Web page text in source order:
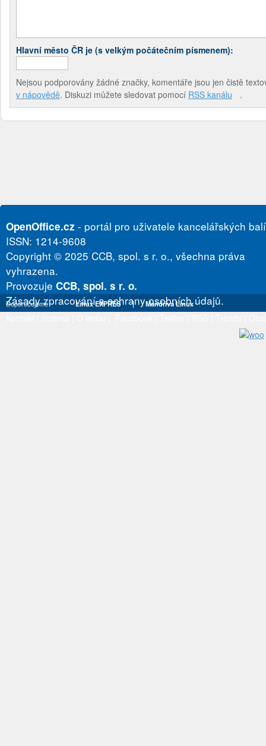
Hlavní město ČR je (s velkým počátečním písmenem):
Nejsou podporovány žádné značky, komentáře jsou jen čistě
v nápovědě. Diskuzi můžete sledovat pomocí RSS kanálu .
OpenOffice.cz - portál pro uživatele kancelářských
ISSN: 1214-9608
Copyright © 2025 CCB, spol. s r. o., všechna práva
vyhrazena.
Provozuje CCB, spol. s r. o.
Zásady zpracování a ochrany osobních údajů.
Doporučujeme Linux EXPRES | Mandriva Linux